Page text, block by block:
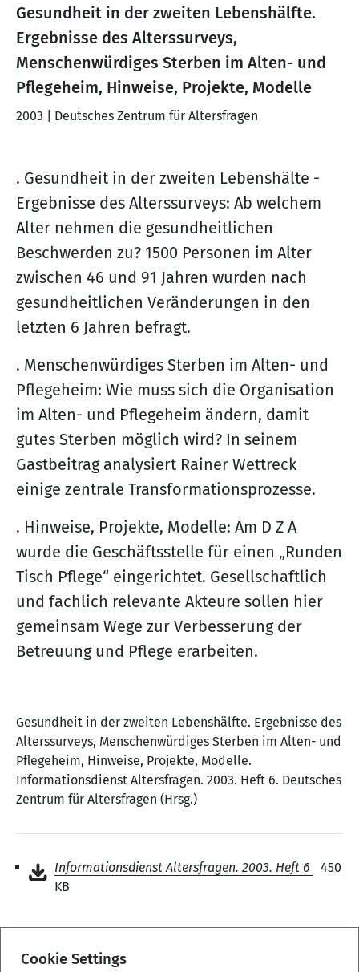
Gesundheit in der zweiten Lebenshälfte.
Ergebnisse des Alterssurveys,
Menschenwürdiges Sterben im Alten- und
Pflegeheim, Hinweise, Projekte, Modelle
2003 | Deutsches Zentrum für Altersfragen
. Gesundheit in der zweiten Lebenshälte -
Ergebnisse des Alterssurveys: Ab welchem
Alter nehmen die gesundheitlichen
Beschwerden zu? 1500 Personen im Alter
zwischen 46 und 91 Jahren wurden nach
gesundheitlichen Veränderungen in den
letzten 6 Jahren befragt.
. Menschenwürdiges Sterben im Alten- und
Pflegeheim: Wie muss sich die Organisation
im Alten- und Pflegeheim ändern, damit
gutes Sterben möglich wird? In seinem
Gastbeitrag analysiert Rainer Wettreck
einige zentrale Transformationsprozesse.
. Hinweise, Projekte, Modelle: Am D Z A
wurde die Geschäftsstelle für einen „Runden
Tisch Pflege“ eingerichtet. Gesellschaftlich
und fachlich relevante Akteure sollen hier
gemeinsam Wege zur Verbesserung der
Betreuung und Pflege erarbeiten.
Gesundheit in der zweiten Lebenshälfte. Ergebnisse des
Alterssurveys, Menschenwürdiges Sterben im Alten- und
Pflegeheim, Hinweise, Projekte, Modelle.
Informationsdienst Altersfragen. 2003. Heft 6. Deutsches
Zentrum für Altersfragen (Hrsg.)
Informationsdienst Altersfragen. 2003. Heft 6
450
KB
Cookie Settings